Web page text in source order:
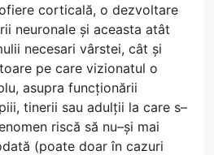
corticală, o dezvoltare
neuronale și aceasta atât
necesari vârstei, cât și
pe care vizionatul o
asupra funcționării
tinerii sau adulții la care s–
riscă să nu–și mai
(poate doar în cazuri